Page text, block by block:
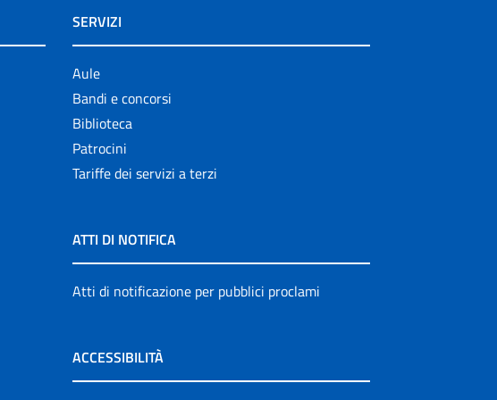
SERVIZI
Aule
Bandi e concorsi
Biblioteca
Patrocini
Tariffe dei servizi a terzi
ATTI DI NOTIFICA
Atti di notificazione per pubblici proclami
ACCESSIBILITÀ